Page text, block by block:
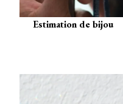
Estimation de bijou